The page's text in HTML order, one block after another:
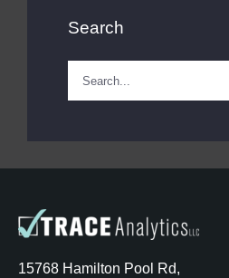
Search
Search
for:
15768 Hamilton Pool Rd,